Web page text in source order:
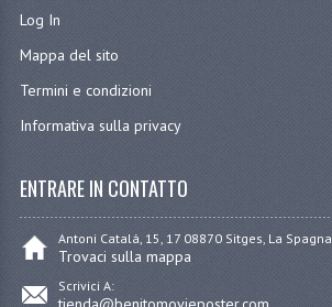
Log In
Mappa del sito
Termini e condizioni
Informativa sulla privacy
ENTRARE IN CONTATTO
Antoni Catalá, 15, 17 08870 Sitges, La Spagna
Trovaci sulla mappa
Scrivici A: